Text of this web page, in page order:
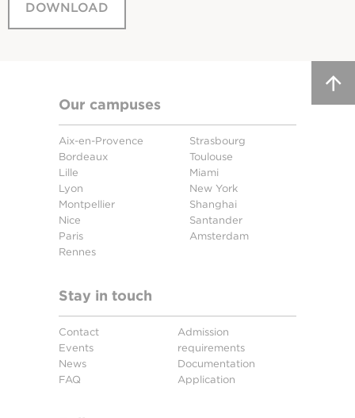
DOWNLOAD
Our campuses
Aix-en-Provence
Bordeaux
Lille
Lyon
Montpellier
Nice
Paris
Rennes
Strasbourg
Toulouse
Miami
New York
Shanghai
Santander
Amsterdam
Stay in touch
Contact
Events
News
FAQ
Admission
requirements
Documentation
Application